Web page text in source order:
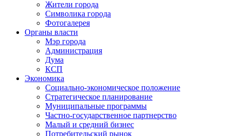
Жители города
Символика города
Фотогалерея
Органы власти
Мэр города
Администрация
Дума
КСП
Экономика
Социально-экономическое положение
Стратегическое планирование
Муниципальные программы
Частно-государственное партнерство
Малый и средний бизнес
Потребительский рынок